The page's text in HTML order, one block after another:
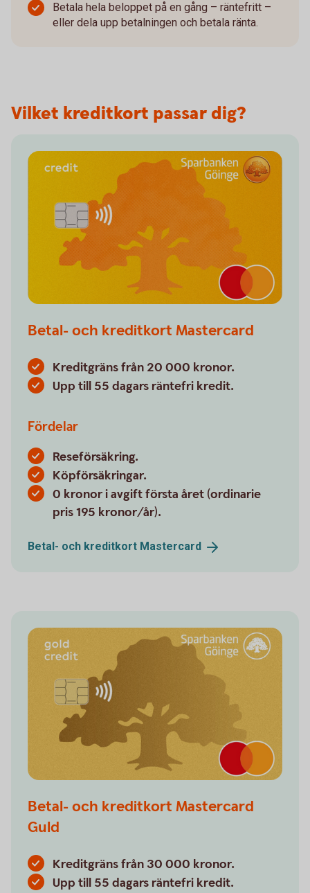
Betala hela beloppet på en gång – räntefritt –
eller dela upp betalningen och betala ränta.
Vilket kreditkort passar dig?
Betal- och kreditkort Mastercard
Kreditgräns från 20 000 kronor.
Upp till 55 dagars räntefri kredit.
Fördelar
Reseförsäkring.
Köpförsäkringar.
0 kronor i avgift första året (ordinarie
pris 195 kronor/år).
Betal- och kreditkort Mastercard
Betal- och kreditkort Mastercard
Guld
Kreditgräns från 30 000 kronor.
Upp till 55 dagars räntefri kredit.